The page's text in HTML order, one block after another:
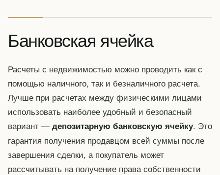
Банковская ячейка
Расчеты с недвижимостью можно проводить как с
помощью наличного, так и безналичного расчета.
Лучше при расчетах между физическими лицами
использовать наиболее удобный и безопасный
вариант — депозитарную банковскую ячейку. Это
гарантия получения продавцом всей суммы после
завершения сделки, а покупатель может
рассчитывать на получение права собственности